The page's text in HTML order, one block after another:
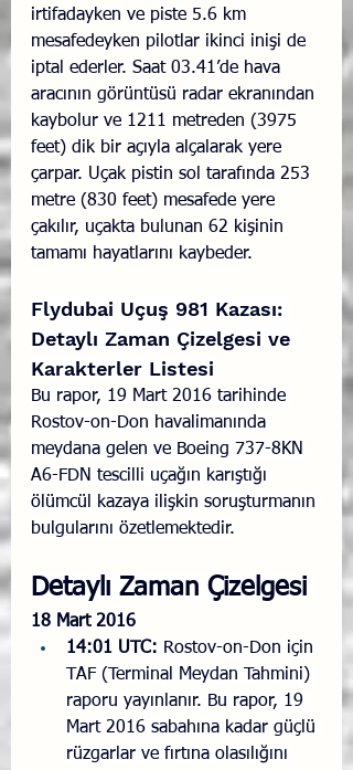
irtifadayken ve piste 5.6 km
mesafedeyken pilotlar ikinci inişi de
iptal ederler. Saat 03.41’de hava
aracının görüntüsü radar ekranından
kaybolur ve 1211 metreden (3975
feet) dik bir açıyla alçalarak yere
çarpar. Uçak pistin sol tarafında 253
metre (830 feet) mesafede yere
çakılır, uçakta bulunan 62 kişinin
tamamı hayatlarını kaybeder.
Flydubai Uçuş 981 Kazası:
Detaylı Zaman Çizelgesi ve
Karakterler Listesi
Bu rapor, 19 Mart 2016 tarihinde
Rostov-on-Don havalimanında
meydana gelen ve Boeing 737-8KN
A6-FDN tescilli uçağın karıştığı
ölümcül kazaya ilişkin soruşturmanın
bulgularını özetlemektedir.
Detaylı Zaman Çizelgesi
18 Mart 2016
14:01 UTC: Rostov-on-Don için
TAF (Terminal Meydan Tahmini)
raporu yayınlanır. Bu rapor, 19
Mart 2016 sabahına kadar güçlü
rüzgarlar ve fırtına olasılığını